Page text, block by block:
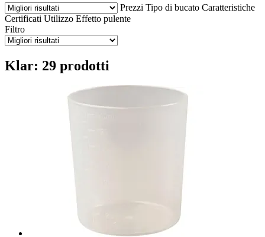
Prezzi Tipo di bucato Caratteristiche
Certificati Utilizzo Effetto pulente
Filtro
Klar: 29 prodotti